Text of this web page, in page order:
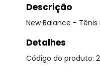
Descrição
New Balance - Tênis
Detalhes
Código do produto: